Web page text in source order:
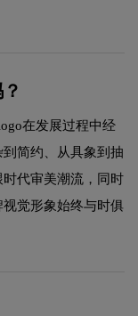
在发展过程中经
简约、从具象到抽
代审美潮流，同时
觉形象始终与时俱